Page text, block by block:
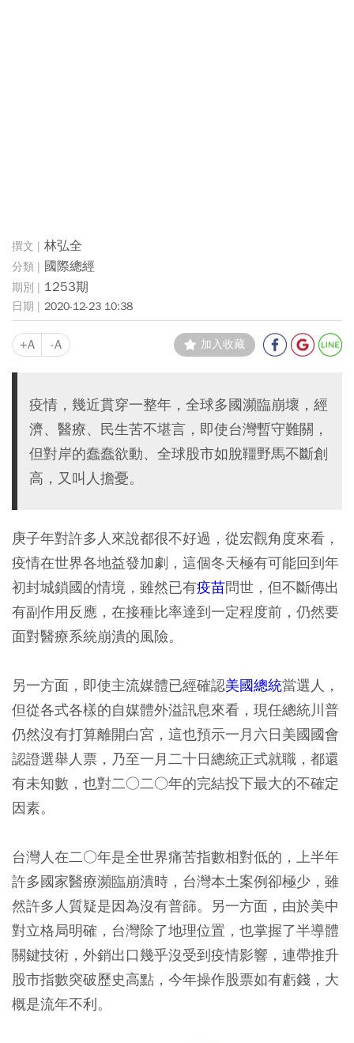
林弘全
國際總經
1253期
2020-12-23 10:38
+A -A 加入收藏
疫情，幾近貫穿一整年，全球多國瀕臨崩壞，經
濟、醫療、民生苦不堪言，即使台灣暫守難關，
但對岸的蠢蠢欲動、全球股市如脫韁野馬不斷創
高，又叫人擔憂。
庚子年對許多人來說都很不好過，從宏觀角度來看，
疫情在世界各地益發加劇，這個冬天極有可能回到年
初封城鎖國的情境，雖然已有疫苗問世，但不斷傳出
有副作用反應，在接種比率達到一定程度前，仍然要
面對醫療系統崩潰的風險。
另一方面，即使主流媒體已經確認美國總統當選人，
但從各式各樣的自媒體外溢訊息來看，現任總統川普
仍然沒有打算離開白宮，這也預示一月六日美國國會
認證選舉人票，乃至一月二十日總統正式就職，都還
有未知數，也對二○二○年的完結投下最大的不確定
因素。
台灣人在二○年是全世界痛苦指數相對低的，上半年
許多國家醫療瀕臨崩潰時，台灣本土案例卻極少，雖
然許多人質疑是因為沒有普篩。另一方面，由於美中
對立格局明確，台灣除了地理位置，也掌握了半導體
關鍵技術，外銷出口幾乎沒受到疫情影響，連帶推升
股市指數突破歷史高點，今年操作股票如有虧錢，大
概是流年不利。